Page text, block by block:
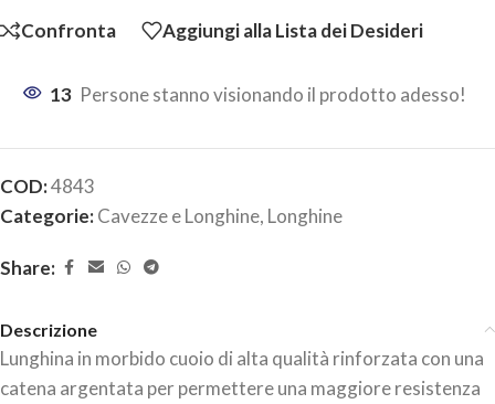
Confronta Aggiungi alla Lista dei Desideri
13 Persone stanno visionando il prodotto adesso!
COD:4843
Categorie:Cavezze e Longhine, Longhine
Share:
Descrizione
Lunghina in morbido cuoio di alta qualità rinforzata con una
catena argentata per permettere una maggiore resistenza